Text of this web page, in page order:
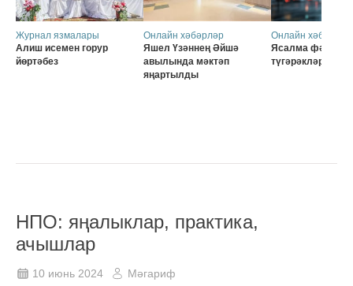
Журнал язмалары
Алиш исемен горур
йөртәбез
Онлайн хәбәрләр
Яшел Үзәннең Әйшә
авылында мәктәп
яңартылды
Онлайн хәбәрләр
Ясалма фәһем
түгәрәкләр
НПО: яңалыклар, практика,
ачышлар
10 июнь 2024 Мәгариф